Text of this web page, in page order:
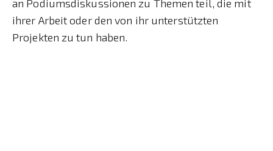
an Podiumsdiskussionen zu Themen teil, die mit
ihrer Arbeit oder den von ihr unterstützten
Projekten zu tun haben.